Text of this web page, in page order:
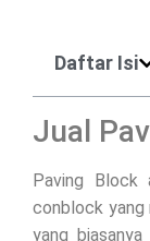
Daftar Isi
Jual
Paving Block
conblock yang
yang